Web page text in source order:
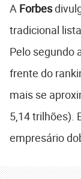
A Forbes
tradicional
Pelo segundo
frente do
mais se
5,14 trilhões).
empresário